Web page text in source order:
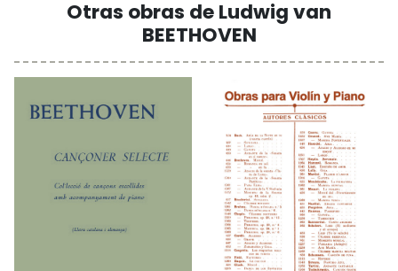
Otras obras de Ludwig van
BEETHOVEN